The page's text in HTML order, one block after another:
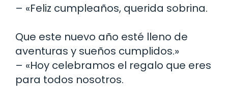
– «Feliz cumpleaños, querida sobrina.
Que este nuevo año esté lleno de
aventuras y sueños cumplidos.»
– «Hoy celebramos el regalo que eres
para todos nosotros.